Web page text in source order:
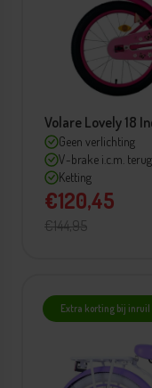
Volare Lovely 18
Geen verlichting
V-brake i.c.m.
Ketting
€120,45
€144,95
Extra korting bij inruil